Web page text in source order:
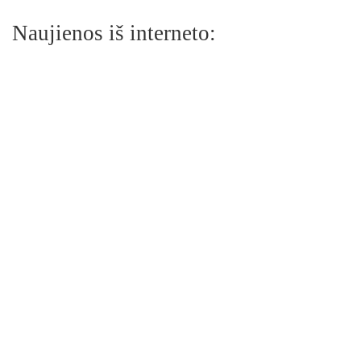
Naujienos iš interneto: